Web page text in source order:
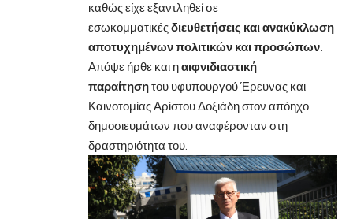
καθώς είχε εξαντληθεί σε
εσωκομματικέςδιευθετήσεις και ανακύκλωση
αποτυχημένων πολιτικών και προσώπων.
Απόψε ήρθε και ηαιφνιδιαστική
παραίτησητου υφυπουργού Έρευνας και
Καινοτομίας Αρίστου Δοξιάδη στον απόηχο
δημοσιευμάτων που αναφέρονταν στη
δραστηριότητα του.